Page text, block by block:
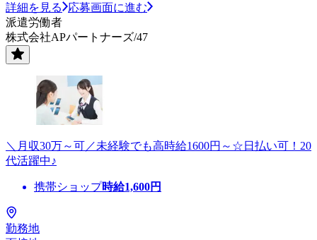
詳細を見る
応募画面に進む
派遣労働者
株式会社APパートナーズ/47
＼月収30万～可／未経験でも高時給1600円～☆日払い可！20
代活躍中♪
携帯ショップ時給1,600円
勤務地